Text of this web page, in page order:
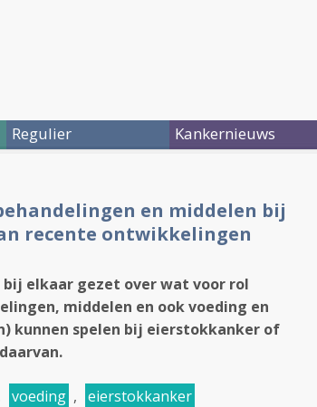
Regulier Kankernieuws
en middelen bij
recente ontwikkelingen
elkaar gezet over wat voor rol
middelen en ook voeding en
kunnen spelen bij eierstokkanker of
voeding , eierstokkanker